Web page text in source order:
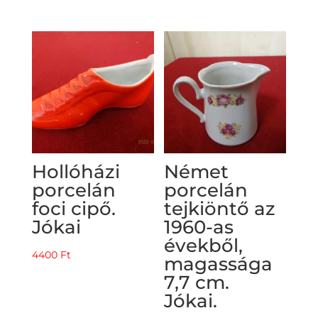
Hollóházi
porcelán
foci cipő.
Jókai
4400 Ft
Német
porcelán
tejkiöntő az
1960-as
évekből,
magassága
7,7 cm.
Jókai.